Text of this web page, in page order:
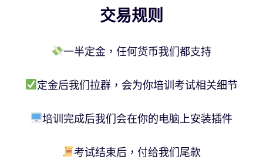
交易规则
一半定金，任何货币我们都支持
定金后我们拉群，会为你培训考试相关细节
培训完成后我们会在你的电脑上安装插件
考试结束后，付给我们尾款